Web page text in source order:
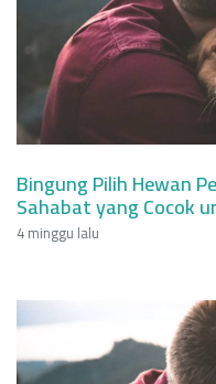
Bingung Pilih Hewan
Sahabat yang Cocok
4 minggu lalu